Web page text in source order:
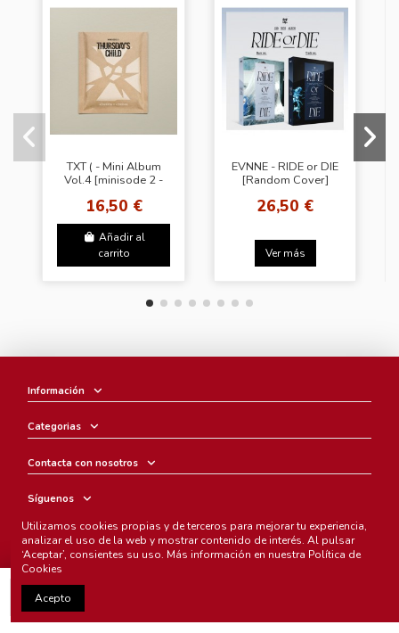
TXT ( - Mini Album
Vol.4 [minisode 2 -
(Tear ver. Random
Cover)
16,50 €
Añadir al
carrito
EVNNE - RIDE or DIE
[Random Cover]
26,50 €
Ver más
Información
Categorias
Contacta con nosotros
Síguenos
Boletín
Chunichi Comics
Utilizamos cookies propias y de terceros para mejorar tu experiencia,
analizar el uso de la web y mostrar contenido de interés. Al pulsar
‘Aceptar’, consientes su uso. Más información en nuestra Política de
Cookies
Acepto